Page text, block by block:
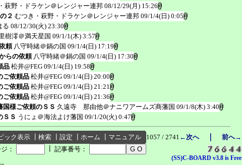
萩野・ドラケン＠レンジャー連邦 08/12/29(月) 15:26
２ むつき・萩野・ドラケン＠レンジャー連邦 09/1/4(日) 0:05
る 08/12/30(火) 23:30
樹澪＠満天星国 09/1/1(木) 3:57
頼 八守時緒＠鍋の国 09/1/4(日) 17:19
らの依頼 八守時緒＠鍋の国 09/1/4(日) 17:30
品 松井@FEG 09/1/4(日) 19:58
依頼品 松井@FEG 09/1/4(日) 20:00
依頼品 松井@FEG 09/1/4(日) 21:21
依頼品 松井@FEG 09/1/4(日) 21:36
様ご依頼のＳＳ 久遠寺 那由他＠ナニワアームズ商藩国 09/1/8(木) 3:40
Ｓ うにょ＠海法よけ藩国 09/1/20(火) 0:47
ック表示 検索 設定 ホーム マニュアル 1057 / 2741 ←次へ｜ 前へ→
：
記事番号：
(SS)C-BOARD v3.8 is Free